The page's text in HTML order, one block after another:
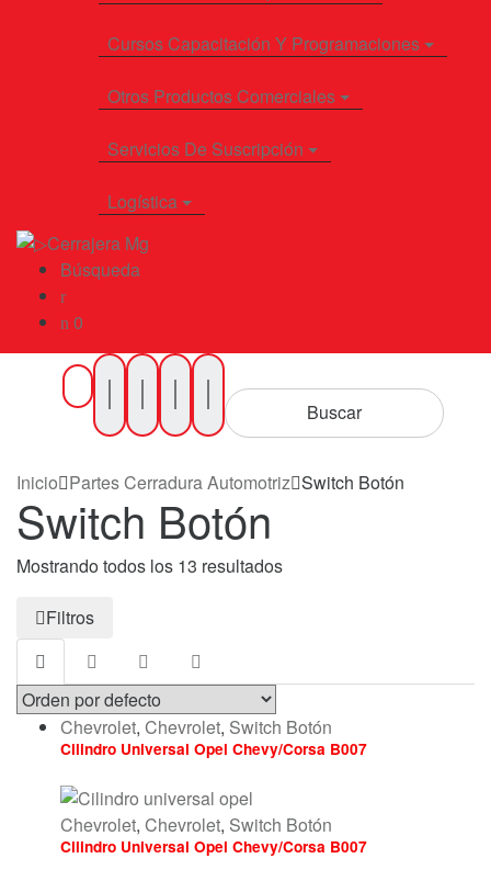
Cursos Capacitación Y Programaciones
Otros Productos Comerciales
Servicios De Suscripción
Logística
Búsqueda
0
Buscar
por
Productos
Buscar
Inicio Partes Cerradura Automotriz Switch Botón
Switch Botón
Mostrando todos los 13 resultados
Filtros
Chevrolet, Chevrolet, Switch Botón
Cilindro Universal Opel Chevy/Corsa B007
Chevrolet, Chevrolet, Switch Botón
Cilindro Universal Opel Chevy/Corsa B007